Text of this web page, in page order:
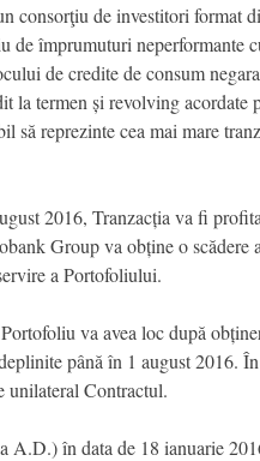
consorţiu de investitori format
împrumuturi neperformante
de credite de consum
la termen și revolving acordate
reprezinte cea mai mare
2016, Tranzacția va fi
Group va obține o scădere
a Portofoliului.
va avea loc după
până în 1 august 2016.
unilateral Contractul.
A.D.) în data de 18 ianuarie